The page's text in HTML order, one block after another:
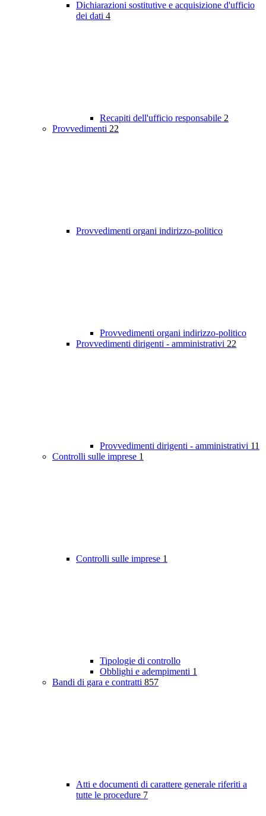
Dichiarazioni sostitutive e acquisizione d'ufficio
dei dati 4
Recapiti dell'ufficio responsabile 2
Provvedimenti 22
Provvedimenti organi indirizzo-politico
Provvedimenti organi indirizzo-politico
Provvedimenti dirigenti - amministrativi 22
Provvedimenti dirigenti - amministrativi 11
Controlli sulle imprese 1
Controlli sulle imprese 1
Tipologie di controllo
Obblighi e adempimenti 1
Bandi di gara e contratti 857
Atti e documenti di carattere generale riferiti a
tutte le procedure 7